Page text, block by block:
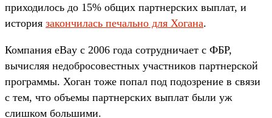
приходилось до 15% общих партнерских выплат, и
история закончилась печально для Хогана.
Компания eBay с 2006 года сотрудничает с ФБР,
вычисляя недобросовестных участников партнерской
программы. Хоган тоже попал под подозрение в связи
с тем, что объемы партнерских выплат были уж
слишком большими.